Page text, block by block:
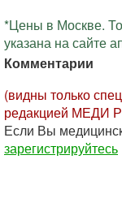
*Цены в Москве.
указана на сайте
Комментарии
(видны только
редакцией МЕДИ
Если Вы
зарегистрируйтесь